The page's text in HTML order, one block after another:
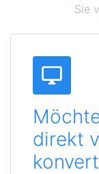
Sie
direkt